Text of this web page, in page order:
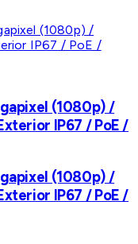
(1080p) /
IP67 / PoE /
(1080p) /
IP67 / PoE /